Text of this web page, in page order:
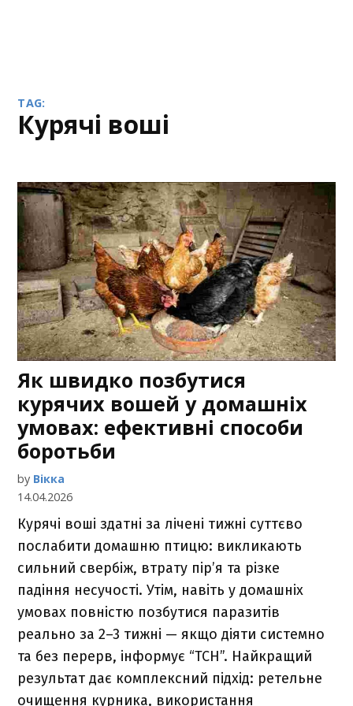
TAG:
курячі воші
Як швидко позбутися
курячих вошей у домашніх
умовах: ефективні способи
боротьби
by Вікка
14.04.2026
Курячі воші здатні за лічені тижні суттєво
послабити домашню птицю: викликають
сильний свербіж, втрату пір’я та різке
падіння несучості. Утім, навіть у домашніх
умовах повністю позбутися паразитів
реально за 2–3 тижні — якщо діяти системно
та без перерв, інформує “ТСН”. Найкращий
результат дає комплексний підхід: ретельне
очищення курника, використання